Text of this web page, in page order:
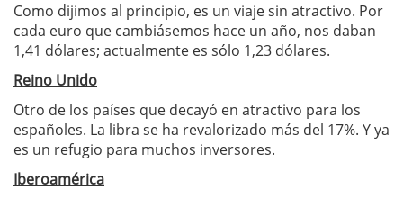
Como dijimos al principio, es un viaje sin atractivo. Por
cada euro que cambiásemos hace un año, nos daban
1,41 dólares; actualmente es sólo 1,23 dólares.
Reino Unido
Otro de los países que decayó en atractivo para los
españoles. La libra se ha revalorizado más del 17%. Y ya
es un refugio para muchos inversores.
Iberoamérica